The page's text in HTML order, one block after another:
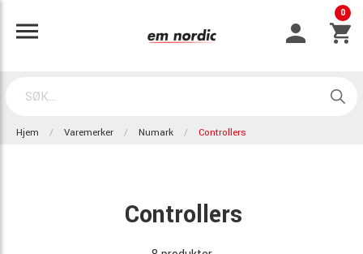
0
Hjem Varemerker Numark Controllers
Controllers